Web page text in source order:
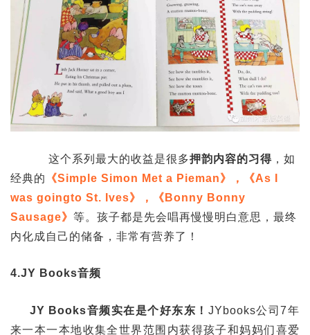
这个系列最大的收益是很多押韵内容的习得 ，如
经典的
《Simple Simon Met a Pieman》，《As I
was goingto St. Ives》，《Bonny Bonny
Sausage》 等。孩子都是先会唱再慢慢明白意思，最终
内化成自己的储备，非常有营养了！
4.JY Books音频
JY Books音频实在是个好东东！ JYbooks公司7年
来一本一本地收集全世界范围内获得孩子和妈妈们喜爱